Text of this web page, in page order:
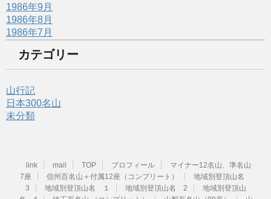
1986年9月
1986年8月
1986年7月
カテゴリー
山行記
日本300名山
未分類
link mail TOP プロフィール
マイナー12名山、準名山
7座
信州百名山＋付属12座（コンプリート）
地域別登頂山名
3
地域別登頂山名 １ 地域別登頂山名 2
地域別登頂山